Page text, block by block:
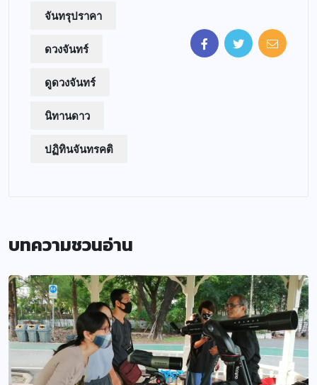
จันทรุปราคา
ดวงจันทร์
ดูดวงจันทร์
นิทานดาว
ปฏิทินจันทรคติ
บทความชวนอ่าน